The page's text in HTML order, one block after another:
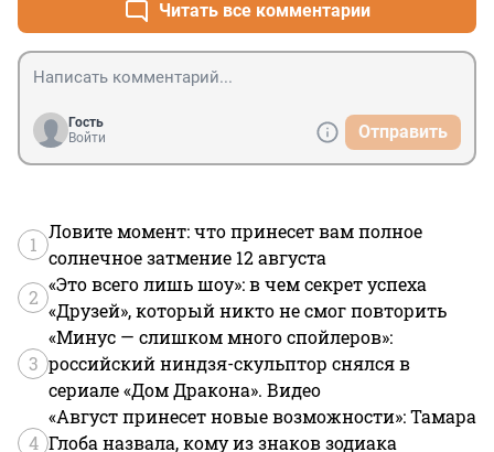
Читать все комментарии
Гость
Войти
Отправить
1
Ловите момент: что принесет вам полное
солнечное затмение 12 августа
2
«Это всего лишь шоу»: в чем секрет успеха
«Друзей», который никто не смог повторить
3
«Минус — слишком много спойлеров»:
российский ниндзя-скульптор снялся в
сериале «Дом Дракона». Видео
4
«Август принесет новые возможности»: Тамара
Глоба назвала, кому из знаков зодиака